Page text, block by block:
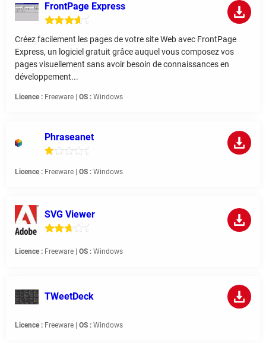
FrontPage Express
Créez facilement les pages de votre site Web avec FrontPage
Express, un logiciel gratuit grâce auquel vous composez vos
pages visuellement sans avoir besoin de connaissances en
développement...
Licence : Freeware | OS : Windows
Phraseanet
Licence : Freeware | OS : Windows
SVG Viewer
Licence : Freeware | OS : Windows
TWeetDeck
Licence : Freeware | OS : Windows